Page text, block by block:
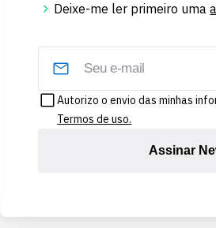
Deixe-me ler primeiro uma
Autorizo o envio das minhas
Termos de uso.
Assinar